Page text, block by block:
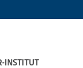
INSTITUT